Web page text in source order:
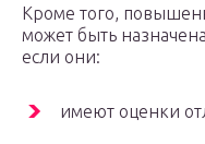
Кроме того,
может быть
если они:
имеют оценки